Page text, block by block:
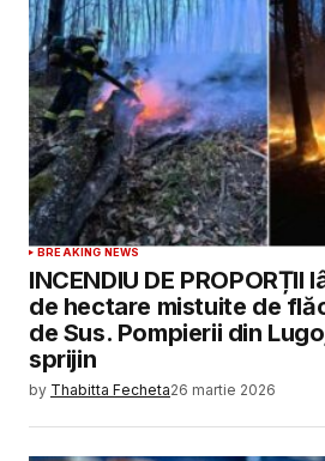
BREAKING NEWS
INCENDIU DE
de hectare mistuite de
de Sus. Pompierii din
sprijin
by Thabitta Fecheta26 martie 2026